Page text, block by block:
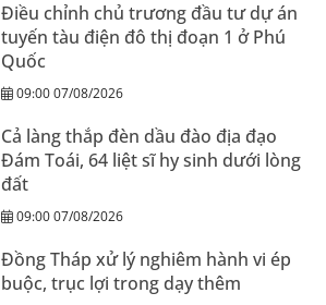
Điều chỉnh chủ trương đầu tư dự án
tuyến tàu điện đô thị đoạn 1 ở Phú
Quốc
09:00 07/08/2026
Cả làng thắp đèn dầu đào địa đạo
Đám Toái, 64 liệt sĩ hy sinh dưới lòng
đất
09:00 07/08/2026
Đồng Tháp xử lý nghiêm hành vi ép
buộc, trục lợi trong dạy thêm